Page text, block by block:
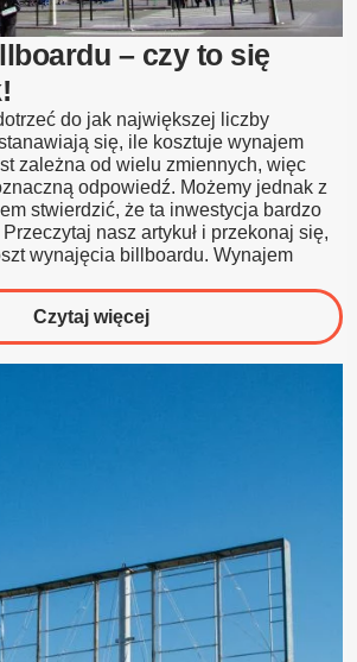
– czy to się
do jak największej liczby
się, ile kosztuje wynajem
zależna od wielu zmiennych, więc
odpowiedź. Możemy jednak z
stwierdzić, że ta inwestycja bardzo
nasz artykuł i przekonaj się,
wynajęcia billboardu. Wynajem
Czytaj więcejo
Wynajem
Tak!